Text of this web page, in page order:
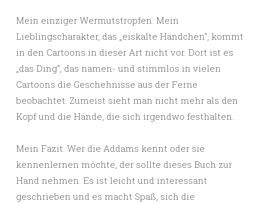
Mein einziger Wermutstropfen: Mein
Lieblingscharakter, das „eiskalte Händchen“, kommt
in den Cartoons in dieser Art nicht vor. Dort ist es
„das Ding“, das namen- und stimmlos in vielen
Cartoons die Geschehnisse aus der Ferne
beobachtet. Zumeist sieht man nicht mehr als den
Kopf und die Hände, die sich irgendwo festhalten.
Mein Fazit: Wer die Addams kennt oder sie
kennenlernen möchte, der sollte dieses Buch zur
Hand nehmen. Es ist leicht und interessant
geschrieben und es macht Spaß, sich die